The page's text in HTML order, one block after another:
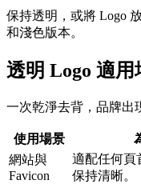
保持透明，或將 Logo
和淺色版本。
透明 Logo 適用
一次乾淨去背，品牌出
使用場景
網站與
Favicon
適配任何頁
保持清晰。